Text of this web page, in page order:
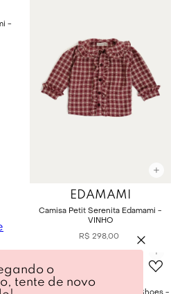
-
EDAMAMI
Camisa Petit Serenita Edamami -
VINHO
R$ 298,00
EDAMAMI
o
tente de novo